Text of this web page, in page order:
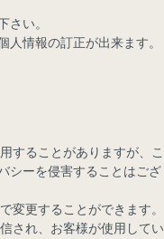
さい。
情報の訂正が出来ます。
することがありますが、こ
シーを侵害することはござ
変更することができます。
され、お客様が使用してい